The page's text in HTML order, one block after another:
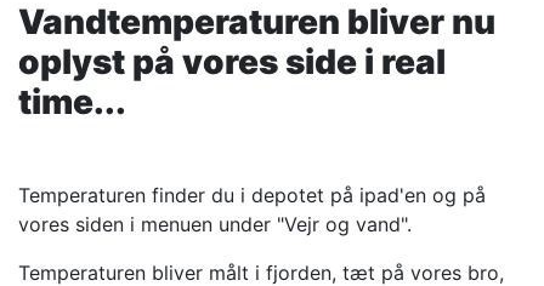
Vandtemperaturen bliver nu
oplyst på vores side i real
time...
Temperaturen finder du i depotet på ipad'en og på
vores siden i menuen under "Vejr og vand".
Temperaturen bliver målt i fjorden, tæt på vores bro,